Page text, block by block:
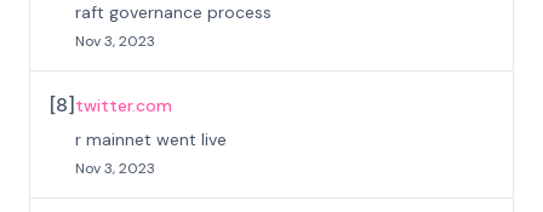
raft governance process
Nov 3, 2023
[8] twitter.com
r mainnet went live
Nov 3, 2023